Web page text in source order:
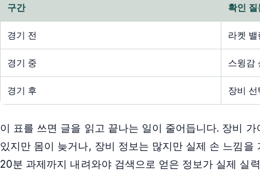
구간 확인 질
경기 전 라켓
경기 중 스윙감
경기 후 장비
이 표를 쓰면 글을 읽고 끝나는 일이 줄어듭니다. 장비
있지만 몸이 늦거나, 장비 정보는 많지만 실제 손 느낌
20분 과제까지 내려와야 검색으로 얻은 정보가 실제 실